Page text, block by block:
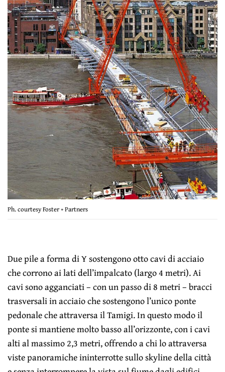
Ph. courtesy Foster + Partners
Due pile a forma di Y sostengono otto cavi di acciaio
che corrono ai lati dell’impalcato (largo 4 metri). Ai
cavi sono agganciati – con un passo di 8 metri – bracci
trasversali in acciaio che sostengono l’unico ponte
pedonale che attraversa il Tamigi. In questo modo il
ponte si mantiene molto basso all’orizzonte, con i cavi
alti al massimo 2,3 metri, offrendo a chi lo attraversa
viste panoramiche ininterrotte sullo skyline della città